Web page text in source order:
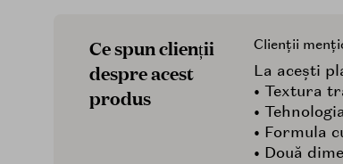
Ce spun clienții
despre acest
produs
Clienții
La acești
• Textura
•
• Formula
• Două